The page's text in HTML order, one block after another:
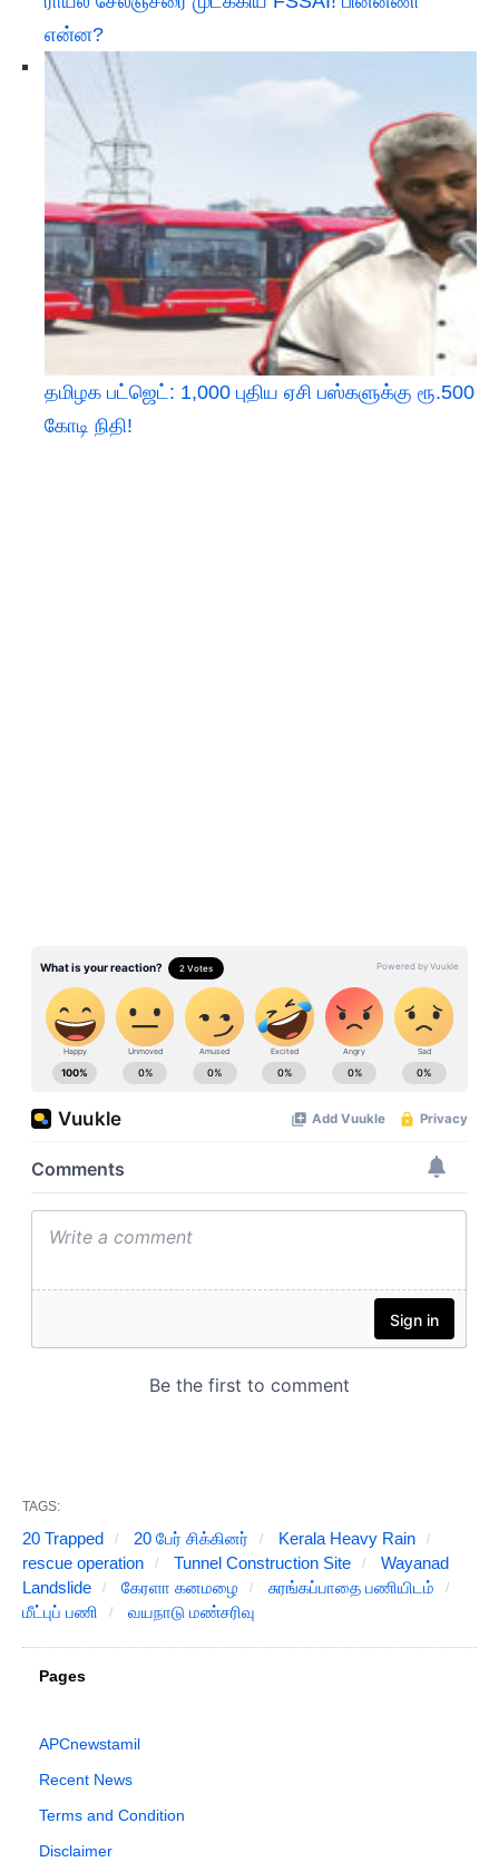
என்ன?
தமிழக பட்ஜெட்: 1,000 புதிய ஏசி பஸ்களுக்கு ரூ.500
கோடி நிதி!
TAGS:
20 Trapped 20 பேர் சிக்கினர்
Kerala Heavy Rain
rescue operation
Tunnel Construction Site
Wayanad
Landslide
கேரளா கனமழை
சுரங்கப்பாதை பணியிடம்
மீட்புப் பணி
வயநாடு மண்சரிவு
Pages
APCnewstamil
Recent News
Terms and Condition
Disclaimer